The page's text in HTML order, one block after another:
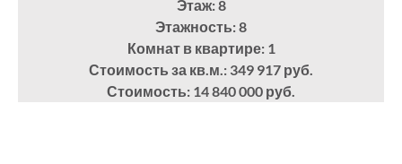
Этаж: 8
Этажность: 8
Комнат в квартире: 1
Стоимость за кв.м.: 349 917 руб.
Стоимость: 14 840 000 руб.